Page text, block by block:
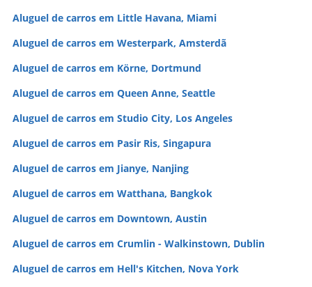
Aluguel de carros em Little Havana, Miami
Aluguel de carros em Westerpark, Amsterdã
Aluguel de carros em Körne, Dortmund
Aluguel de carros em Queen Anne, Seattle
Aluguel de carros em Studio City, Los Angeles
Aluguel de carros em Pasir Ris, Singapura
Aluguel de carros em Jianye, Nanjing
Aluguel de carros em Watthana, Bangkok
Aluguel de carros em Downtown, Austin
Aluguel de carros em Crumlin - Walkinstown, Dublin
Aluguel de carros em Hell's Kitchen, Nova York